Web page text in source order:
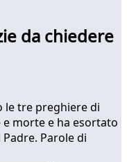
da chiedere
le tre preghiere di
e morte e ha esortato
Parole di